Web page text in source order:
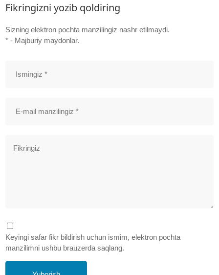
Fikringizni yozib qoldiring
Sizning elektron pochta manzilingiz nashr etilmaydi.
* - Majburiy maydonlar.
Keyingi safar fikr bildirish uchun ismim, elektron pochta
manzilimni ushbu brauzerda saqlang.